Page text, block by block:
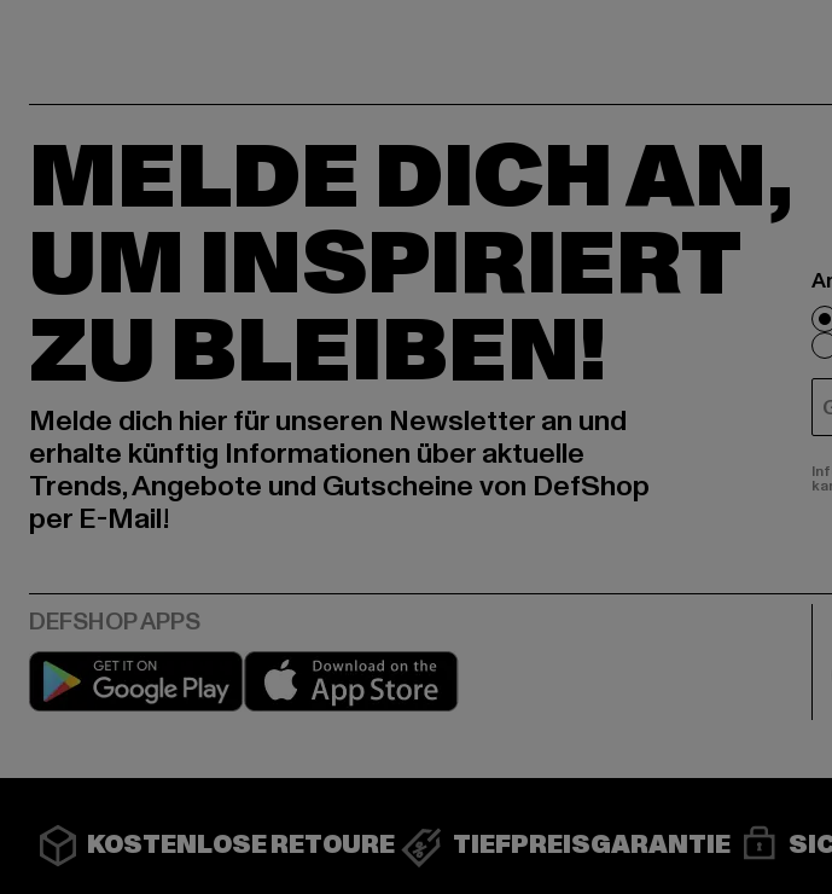
MELDE DICH AN,
UM INSPIRIERT
ZU BLEIBEN!
Melde dich hier für unseren Newsletter an und
erhalte künftig Informationen über aktuelle
Trends, Angebote und Gutscheine von DefShop
per E-Mail!
Play market
KOSTENLOSE RETOURE TIEFPREISGARANTIE